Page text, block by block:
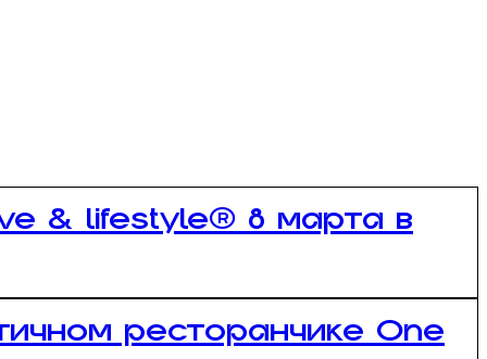
& lifestyle®️ 8 марта в
ресторанчике One